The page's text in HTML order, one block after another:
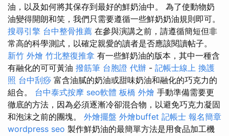
油，以及如何將其保存到最好的鮮奶油中。 為了使動物奶
油變得開朗和笑，我們只需要遵循一些鮮奶奶油規則即可。
搜尋引擎 台中整骨推薦 在參與演講之前，請遵循簡短但非
常高的科學測試，以確定親愛的讀者是否應該閱讀帖子。
新竹 外燴 竹北整復推拿 有一些鮮奶油的版本，其中一種含
有融化的可可黃油 撥筋筆 台胞證 代辦 - 記帳士線上 換護
照 台中刮痧 富含油膩的奶油或甜味奶油和融化的巧克力的
組合。 台中泰式按摩 seo軟體 板橋 外燴 手動準備需要更
徹底的方法，因為必須逐漸冷卻混合物，以避免巧克力凝固
和泡沫之前的團塊。 外燴擺盤 外燴buffet 記帳士 報名簡章
wordpress seo 製作鮮奶油的最簡單方法是用食品加工機